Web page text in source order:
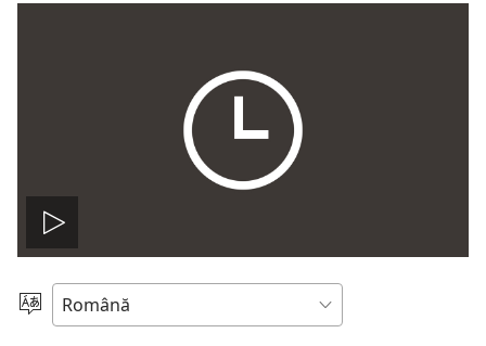
Redă
video
Alege
limba